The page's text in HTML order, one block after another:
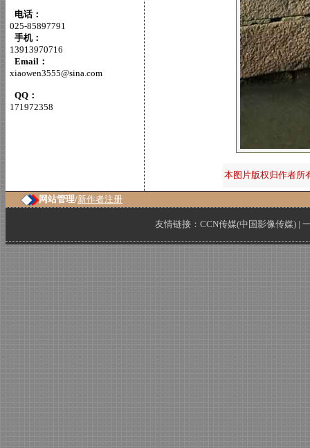
电话：
025-85897791
手机：
13913970716
Email：
xiaowen3555@sina.com
QQ：
171972358
本图片版权归作者所
网站管理/新作者注册
友情链接： CCN传媒(中国影像传媒) |